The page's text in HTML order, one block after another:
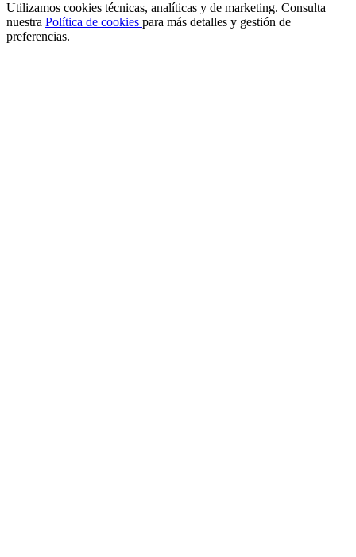
Utilizamos cookies técnicas, analíticas y de marketing. Consulta
nuestra Política de cookies para más detalles y gestión de
preferencias.